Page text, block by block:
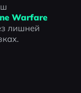
Warfare
лишней